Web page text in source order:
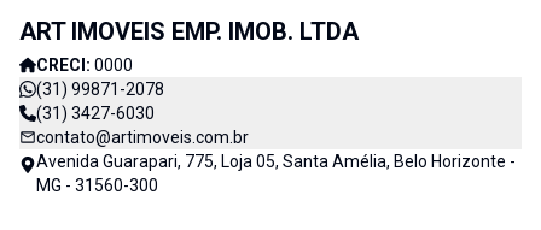
ART IMOVEIS EMP. IMOB. LTDA
CRECI: 0000
(31) 99871-2078
(31) 3427-6030
contato@artimoveis.com.br
Avenida Guarapari, 775, Loja 05, Santa Amélia, Belo Horizonte -
MG - 31560-300